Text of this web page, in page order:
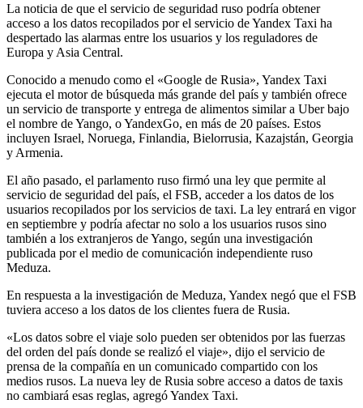
La noticia de que el servicio de seguridad ruso podría obtener
acceso a los datos recopilados por el servicio de Yandex Taxi ha
despertado las alarmas entre los usuarios y los reguladores de
Europa y Asia Central.
Conocido a menudo como el «Google de Rusia», Yandex Taxi
ejecuta el motor de búsqueda más grande del país y también ofrece
un servicio de transporte y entrega de alimentos similar a Uber bajo
el nombre de Yango, o YandexGo, en más de 20 países. Estos
incluyen Israel, Noruega, Finlandia, Bielorrusia, Kazajstán, Georgia
y Armenia.
El año pasado, el parlamento ruso firmó una ley que permite al
servicio de seguridad del país, el FSB, acceder a los datos de los
usuarios recopilados por los servicios de taxi. La ley entrará en vigor
en septiembre y podría afectar no solo a los usuarios rusos sino
también a los extranjeros de Yango, según una investigación
publicada por el medio de comunicación independiente ruso
Meduza.
En respuesta a la investigación de Meduza, Yandex negó que el FSB
tuviera acceso a los datos de los clientes fuera de Rusia.
«Los datos sobre el viaje solo pueden ser obtenidos por las fuerzas
del orden del país donde se realizó el viaje», dijo el servicio de
prensa de la compañía en un comunicado compartido con los
medios rusos. La nueva ley de Rusia sobre acceso a datos de taxis
no cambiará esas reglas, agregó Yandex Taxi.